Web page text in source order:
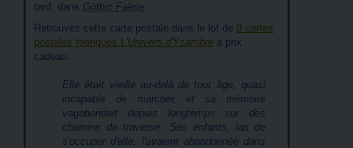
tard, dans Gothic Faërie.
Retrouvez cette carte postale dans le lot de 8 cartes
postales féeriques L'Univers d'Ysambre à prix
cadeau.
Elle était vieille au-delà de tout âge, quasi
incapable de marcher, et sa mémoire
vagabondait depuis longtemps sur des
chemins de traverse. Ses enfants, las de
s'occuper d'elle, l'avaient abandonnée dans